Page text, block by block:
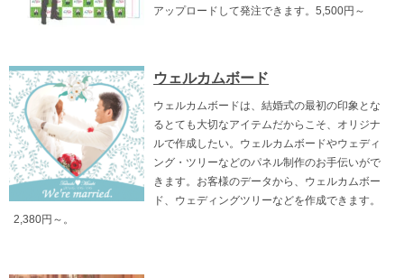
アップロードして発注できます。5,500円～
ウェルカムボード
ウェルカムボードは、結婚式の最初の印象とな
るとても大切なアイテムだからこそ、オリジナ
ルで作成したい。ウェルカムボードやウェディ
ング・ツリーなどのパネル制作のお手伝いがで
きます。お客様のデータから、ウェルカムボー
ド、ウェディングツリーなどを作成できます。
2,380円～。